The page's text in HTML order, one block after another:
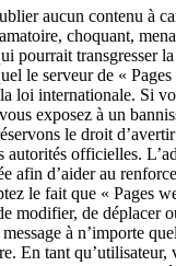
aucun contenu à
choquant,
pourrait transgresser
le serveur de «
loi internationale. Si
exposez à un
le droit
autorités officielles.
afin d’aider au
le fait que « Pages
modifier, de déplacer
à n’importe
En tant qu’utilisateur,